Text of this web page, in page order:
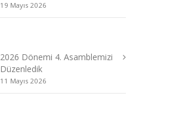
19 Mayıs 2026
2026 Dönemi 4. Asamblemizi
Düzenledik
11 Mayıs 2026